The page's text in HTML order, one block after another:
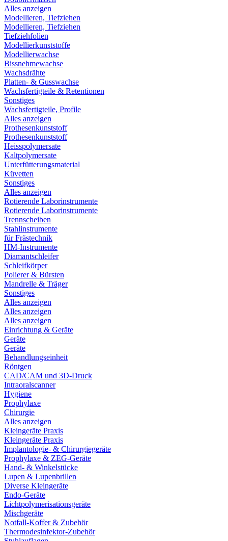
Alles anzeigen
Modellieren, Tiefziehen
Modellieren, Tiefziehen
Tiefziehfolien
Modellierkunststoffe
Modellierwachse
Bissnehmewachse
Wachsdrähte
Platten- & Gusswachse
Wachsfertigteile & Retentionen
Sonstiges
Wachsfertigteile, Profile
Alles anzeigen
Prothesenkunststoff
Prothesenkunststoff
Heisspolymersate
Kaltpolymersate
Unterfütterungsmaterial
Küvetten
Sonstiges
Alles anzeigen
Rotierende Laborinstrumente
Rotierende Laborinstrumente
Trennscheiben
Stahlinstrumente
für Frästechnik
HM-Instrumente
Diamantschleifer
Schleifkörper
Polierer & Bürsten
Mandrelle & Träger
Sonstiges
Alles anzeigen
Alles anzeigen
Alles anzeigen
Einrichtung & Geräte
Geräte
Geräte
Behandlungseinheit
Röntgen
CAD/CAM und 3D-Druck
Intraoralscanner
Hygiene
Prophylaxe
Chirurgie
Alles anzeigen
Kleingeräte Praxis
Kleingeräte Praxis
Implantologie- & Chirurgiegeräte
Prophylaxe & ZEG-Geräte
Hand- & Winkelstücke
Lupen & Lupenbrillen
Diverse Kleingeräte
Endo-Geräte
Lichtpolymerisationsgeräte
Mischgeräte
Notfall-Koffer & Zubehör
Thermodesinfektor-Zubehör